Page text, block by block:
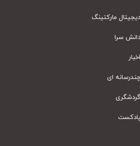
مارکتینگ
سرا
ای